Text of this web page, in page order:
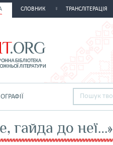
СЛОВНИК ТРАНСЛІТЕРАЦІЯ
гайда до неї…»